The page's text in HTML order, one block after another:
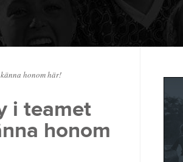
honom här!
i teamet
honom